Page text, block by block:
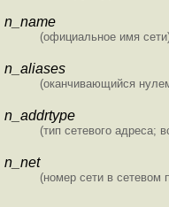
n_name
(официальное имя
n_aliases
(оканчивающийся
n_addrtype
(тип сетевого адреса;
n_net
(номер сети в сетевом